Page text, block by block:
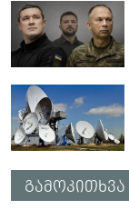
გამოკითხვა